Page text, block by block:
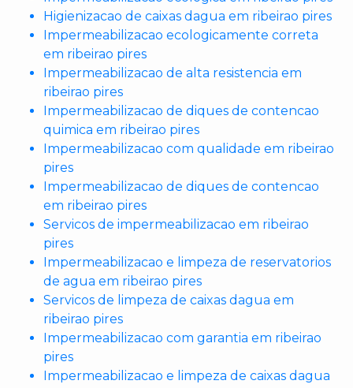
Higienizacao de caixas dagua em ribeirao pires
Impermeabilizacao ecologicamente correta
em ribeirao pires
Impermeabilizacao de alta resistencia em
ribeirao pires
Impermeabilizacao de diques de contencao
quimica em ribeirao pires
Impermeabilizacao com qualidade em ribeirao
pires
Impermeabilizacao de diques de contencao
em ribeirao pires
Servicos de impermeabilizacao em ribeirao
pires
Impermeabilizacao e limpeza de reservatorios
de agua em ribeirao pires
Servicos de limpeza de caixas dagua em
ribeirao pires
Impermeabilizacao com garantia em ribeirao
pires
Impermeabilizacao e limpeza de caixas dagua